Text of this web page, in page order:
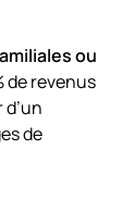
ou
de revenus
de